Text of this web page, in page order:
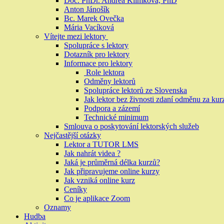
Anton Jánošík
Bc. Marek Ovečka
Mária Vacíková
Vítejte mezi lektory
Spolupráce s lektory
Dotazník pro lektory
Informace pro lektory
Role lektora
Odměny lektorů
Spolupráce lektorů ze Slovenska
Jak lektor bez živnosti zdaní odměnu za
Podpora a zázemí
Technické minimum
Smlouva o poskytování lektorských služeb
Nejčastější otázky
Lektor a TUTOR LMS
Jak nahrát videa ?
Jaká je průměrná délka kurzů?
Jak připravujeme online kurzy
Jak vzniká online kurz
Ceníky
Co je aplikace Zoom
Oznamy
Hudba